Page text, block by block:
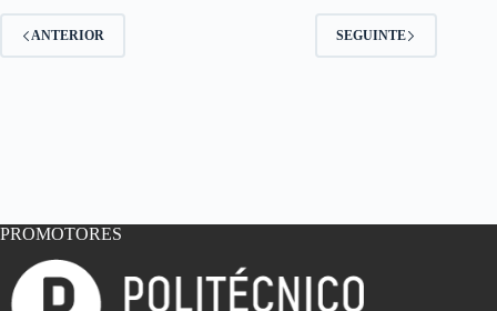
InovTechAgro
–
11
ANTERIOR SEGUINTE
PROMOTORES